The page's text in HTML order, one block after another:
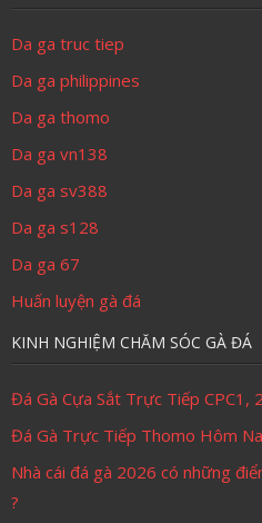
Da ga truc tiep
Da ga philippines
Da ga thomo
Da ga vn138
Da ga sv388
Da ga s128
Da ga 67
Huấn luyện gà đá
KINH NGHIỆM CHĂM SÓC GÀ ĐÁ
Đá Gà Cựa Sắt Trực Tiếp CPC1,
Đá Gà Trực Tiếp Thomo Hôm
Nhà cái đá gà 2026 có những
?